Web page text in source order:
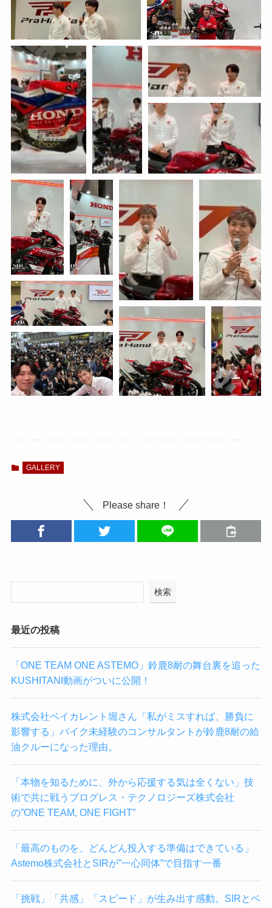
GALLERY
Please share！
検索
最近の投稿
「ONE TEAM ONE ASTEMO」鈴鹿8耐の舞台裏を追った
KUSHITANI動画がついに公開！
株式会社ベイカレント堀さん「私がミスすれば、勝負に
影響する」バイク未経験のコンサルタントが鈴鹿8耐の給
油クルーになった理由。
「本物を知るために、外から応援する気は全くない」技
術で共に戦うプログレス・テクノロジーズ株式会社
の”ONE TEAM, ONE FIGHT”
「最高のものを、どんどん投入する準備はできている」
Astemo株式会社とSIRが”一心同体”で目指す一番
「挑戦」「共感」「スピード」が生み出す感動。SIRとベ